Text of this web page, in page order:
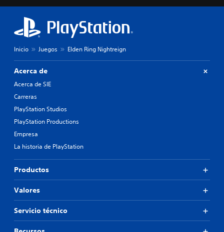
Inicio Juegos Elden Ring Nightreign
Acerca de
Acerca de SIE
Carreras
PlayStation Studios
PlayStation Productions
Empresa
La historia de PlayStation
Productos
Valores
Servicio técnico